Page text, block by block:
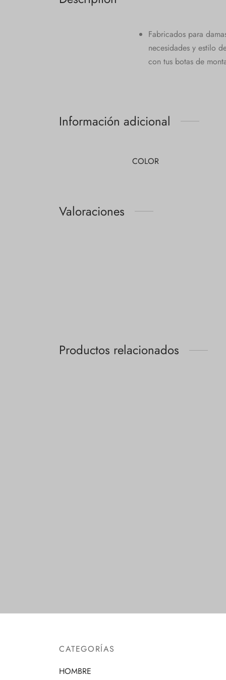
Fabricados para
necesidades y estilo
con tus botas de
Información adicional
COLOR
Valoraciones
Productos relacionados
CATEGORÍAS
HOMBRE